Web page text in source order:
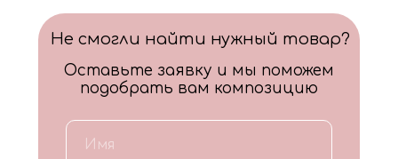
Не смогли найти нужный товар?
Оставьте заявку и мы поможем
подобрать вам композицию